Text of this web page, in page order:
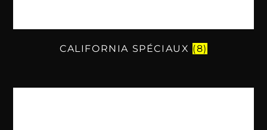
CALIFORNIA SPÉCIAUX (8)